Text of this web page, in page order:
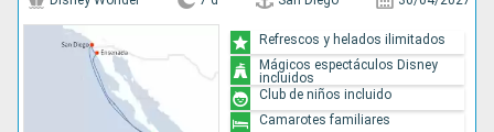
Refrescos y helados ilimitados
Mágicos espectáculos Disney
incluidos
Club de niños incluido
Camarotes familiares